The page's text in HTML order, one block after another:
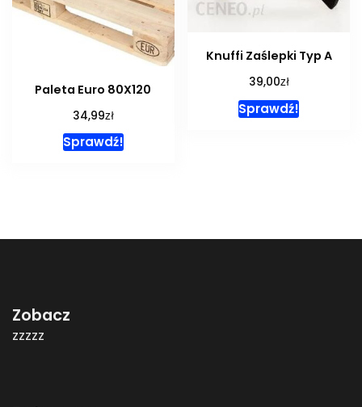
Paleta Euro 80X120
34,99zł
Sprawdź!
Knuffi Zaślepki Typ A
39,00zł
Sprawdź!
Zobacz
zzzzz